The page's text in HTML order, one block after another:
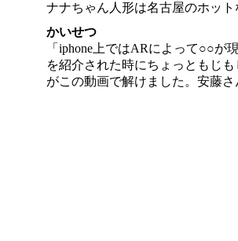
ナナちゃん人形は名古屋のホッ
かいせつ
「iphone上ではARによって○○が
を紹介された時にちょっともじ
がこの動画で解けました。安藤